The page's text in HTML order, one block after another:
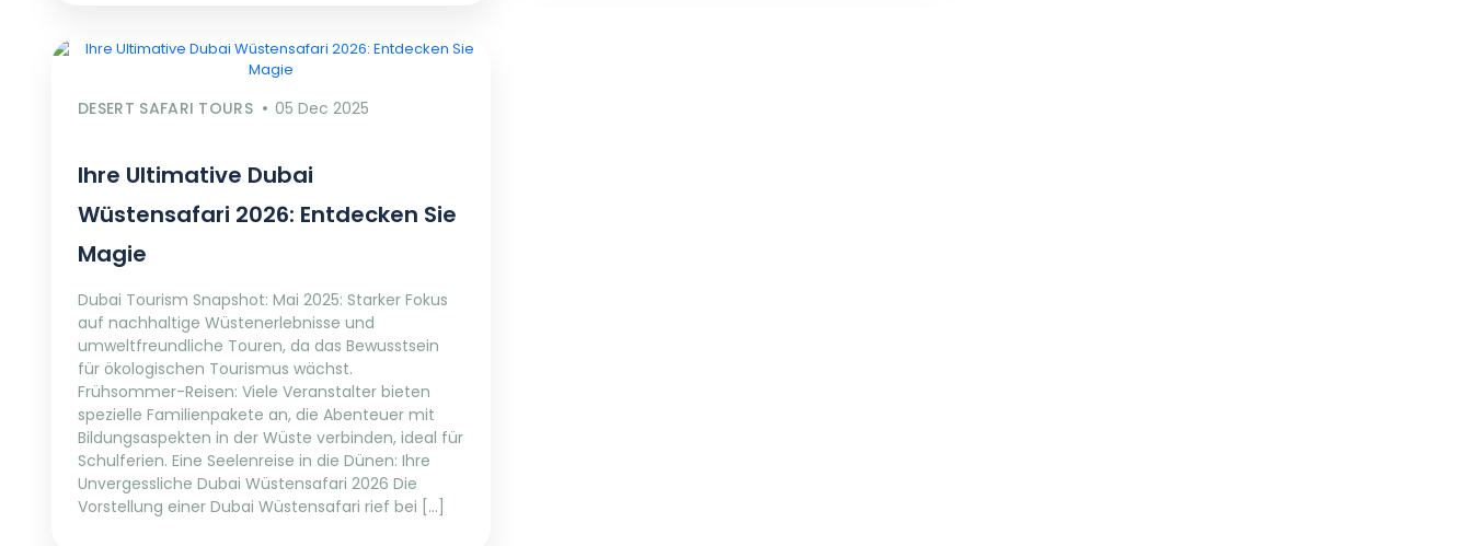
DESERT SAFARI TOURS 05 Dec 2025
Ihre Ultimative Dubai
Wüstensafari 2026: Entdecken Sie
Magie
Dubai Tourism Snapshot: Mai 2025: Starker Fokus
auf nachhaltige Wüstenerlebnisse und
umweltfreundliche Touren, da das Bewusstsein
für ökologischen Tourismus wächst.
Frühsommer-Reisen: Viele Veranstalter bieten
spezielle Familienpakete an, die Abenteuer mit
Bildungsaspekten in der Wüste verbinden, ideal für
Schulferien. Eine Seelenreise in die Dünen: Ihre
Unvergessliche Dubai Wüstensafari 2026 Die
Vorstellung einer Dubai Wüstensafari rief bei […]